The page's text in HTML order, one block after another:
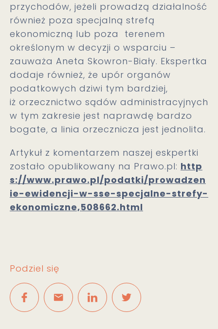
przychodów, jeżeli prowadzą działalność
również poza specjalną strefą
ekonomiczną lub poza terenem
określonym w decyzji o wsparciu –
zauważa Aneta Skowron-Biały. Ekspertka
dodaje również, że upór organów
podatkowych dziwi tym bardziej,
iż orzecznictwo sądów administracyjnych
w tym zakresie jest naprawdę bardzo
bogate, a linia orzecznicza jest jednolita.
Artykuł z komentarzem naszej eskpertki
zostało opublikowany na Prawo.pl: http
s://www.prawo.pl/podatki/prowadzen
ie-ewidencji-w-sse-specjalne-strefy-
ekonomiczne,508662.html
Podziel się